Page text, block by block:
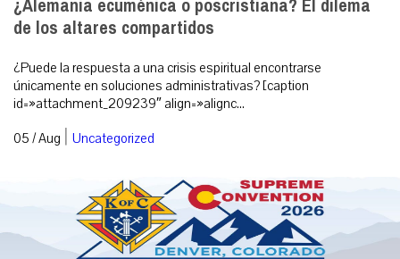
de los altares compartidos
¿Puede la respuesta a una crisis espiritual encontrarse
únicamente en soluciones administrativas? [caption
id=»attachment_209239″ align=»alignc...
05 / Aug | Uncategorized